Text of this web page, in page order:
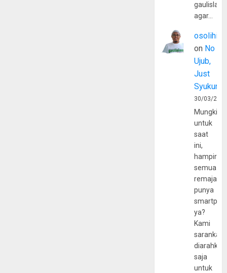
agar…
osolihin
on No
Ujub,
Just
Syukur
30/03/
Mungkin
untuk
saat
ini,
hampir
semua
remaja
punya
ya?
Kami
sarankan,
diarahkan
saja
untuk